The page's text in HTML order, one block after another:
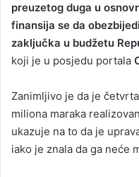
preuzetog duga u
finansija se da
zaključka u budžetu
koji je u posjedu portala
Zanimljivo je da je
miliona maraka
ukazuje na to da je
iako je znala da ga neće